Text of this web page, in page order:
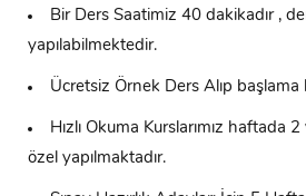
Bir Ders Saatimiz 40 dakikadır ,
yapılabilmektedir.
Ücretsiz Örnek Ders Alıp başlama
Hızlı Okuma Kurslarımız haftada
özel yapılmaktadır.